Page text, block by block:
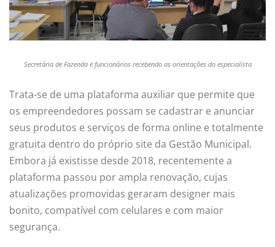
Secretária de Fazenda e funcionários recebendo as orientações do especialista
Trata-se de uma plataforma auxiliar que permite que
os empreendedores possam se cadastrar e anunciar
seus produtos e serviços de forma online e totalmente
gratuita dentro do próprio site da Gestão Municipal.
Embora já existisse desde 2018, recentemente a
plataforma passou por ampla renovação, cujas
atualizações promovidas geraram designer mais
bonito, compatível com celulares e com maior
segurança.